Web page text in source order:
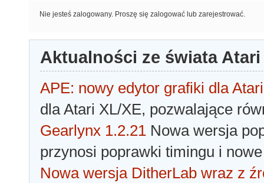
Nie jesteś zalogowany. Proszę się zalogować lub zarejestrować.
Aktualności ze świata Atari
APE: nowy edytor grafiki dla Atari
dla Atari XL/XE, pozwalające
Gearlynx 1.2.21 Nowa wersja
przynosi poprawki timingu i
Nowa wersja DitherLab wraz z